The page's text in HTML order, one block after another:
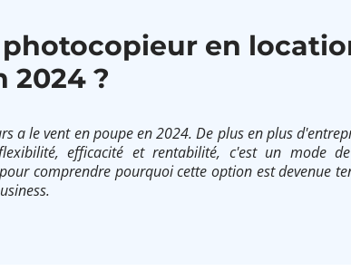
en
2024 ?
a le vent en poupe en 2024. De plus en plus
efficacité et rentabilité, c'est un mode
comprendre pourquoi cette option est devenue